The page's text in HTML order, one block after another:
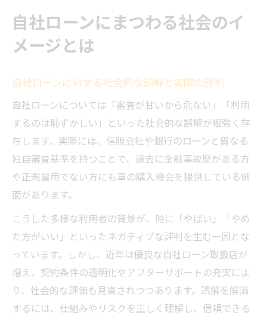
自社ローンの優良店が築く信頼と社会的評
利用者増加の背景から読み解く自社ローン
自社ローン利用者が増える社会的要因と背
全国対応の自社ローンが選ばれる理由を探
る
審査に通りやすい自社ローンの魅力と実情
自社ローン優良店の増加と信頼性の向上
自社ローン体験談が語る利用拡大のきっか
誤解されがちな自社ローンの実態を検証
自社ローンは本当にやめた方がいいのか検
証
自社ローンの落とし穴を知り正しい選択を
評判と実体験から見る自社ローンの実態
自社ローンにまつわる社会のイ
メージとは
自社ローンに対する社会的な誤解と実際の評判
自社ローンについては「審査が甘いから危ない」「利用
するのは恥ずかしい」といった社会的な誤解が根強く存
在します。実際には、信販会社や銀行のローンと異なる
独自審査基準を持つことで、過去に金融事故歴がある方
や正規雇用でない方にも車の購入機会を提供している側
面があります。
こうした多様な利用者の背景が、時に「やばい」「やめ
た方がいい」といったネガティブな評判を生む一因とな
っています。しかし、近年は優良な自社ローン取扱店が
増え、契約条件の透明化やアフターサポートの充実によ
り、社会的な評価も見直されつつあります。誤解を解消
するには、仕組みやリスクを正しく理解し、信頼できる